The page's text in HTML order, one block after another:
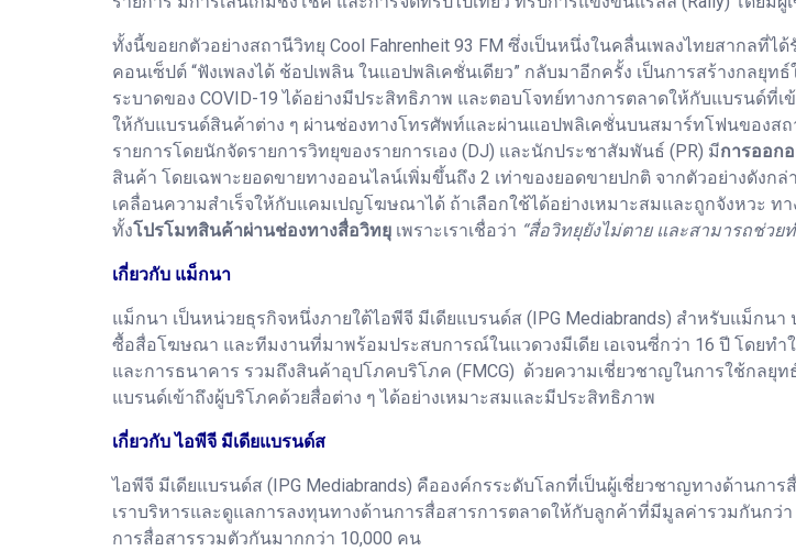
ทั้งนี้ขอยกตัวอย่างสถานีวิทยุ Cool Fahrenheit 93 FM ซึ่งเป็นหนึ่งในคลื่นเพลงไทยสากลที่
คอนเซ็ปต์ “ฟังเพลงได้ ช้อปเพลิน ในแอปพลิเคชั่นเดียว” กลับมาอีกครั้ง เป็นการสร้างกล
ระบาดของ COVID-19 ได้อย่างมีประสิทธิภาพ และตอบโจทย์ทางการตลาดให้กับแบรนด์ที่
ให้กับแบรนด์สินค้าต่าง ๆ ผ่านช่องทางโทรศัพท์และผ่านแอปพลิเคชั่นบนสมาร์ทโฟนของส
รายการโดยนักจัดรายการวิทยุของรายการเอง (DJ) และนักประชาสัมพันธ์ (PR) มีการออก
สินค้า โดยเฉพาะยอดขายทางออนไลน์เพิ่มขึ้นถึง 2 เท่าของยอดขายปกติ จากตัวอย่างดังก
เคลื่อนความสำเร็จให้กับแคมเปญโฆษณาได้ ถ้าเลือกใช้ได้อย่างเหมาะสมและถูกจังหวะ ท
ทั้งโปรโมทสินค้าผ่านช่องทางสื่อวิทยุ เพราะเราเชื่อว่า “สื่อวิทยุยังไม่ตาย และสามารถช่วย
เกี่ยวกับ แม็กนา
แม็กนา เป็นหน่วยธุรกิจหนึ่งภายใต้ไอพีจี มีเดียแบรนด์ส (IPG Mediabrands) สำหรับแม็กนา
ซื้อสื่อโฆษณา และทีมงานที่มาพร้อมประสบการณ์ในแวดวงมีเดีย เอเจนซี่กว่า 16 ปี โดยท
และการธนาคาร รวมถึงสินค้าอุปโภคบริโภค (FMCG) ด้วยความเชี่ยวชาญในการใช้กลยุ
แบรนด์เข้าถึงผู้บริโภคด้วยสื่อต่าง ๆ ได้อย่างเหมาะสมและมีประสิทธิภาพ
เกี่ยวกับ ไอพีจี มีเดียแบรนด์ส
ไอพีจี มีเดียแบรนด์ส (IPG Mediabrands) คือองค์กรระดับโลกที่เป็นผู้เชี่ยวชาญทางด้านการ
เราบริหารและดูแลการลงทุนทางด้านการสื่อสารการตลาดให้กับลูกค้าที่มีมูลค่ารวมกันกว่
การสื่อสารรวมตัวกันมากกว่า 10,000 คน